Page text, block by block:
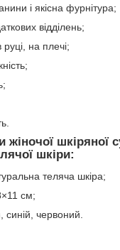
і якісна фурнітура;
відділень;
на плечі;
жіночої шкіряної
шкіри:
теляча шкіра;
см;
синій, червоний.